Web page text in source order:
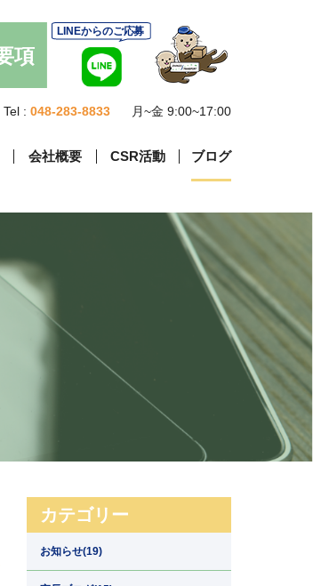
Tel : 048-283-8833 月~金 9:00~17:00
会社概要 CSR活動 ブログ
カテゴリー
お知らせ(19)